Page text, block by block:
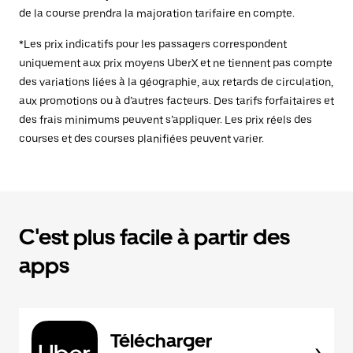
de la course prendra la majoration tarifaire en compte.
*Les prix indicatifs pour les passagers correspondent
uniquement aux prix moyens UberX et ne tiennent pas compte
des variations liées à la géographie, aux retards de circulation,
aux promotions ou à d’autres facteurs. Des tarifs forfaitaires et
des frais minimums peuvent s’appliquer. Les prix réels des
courses et des courses planifiées peuvent varier.
C'est plus facile à partir des
apps
Télécharger